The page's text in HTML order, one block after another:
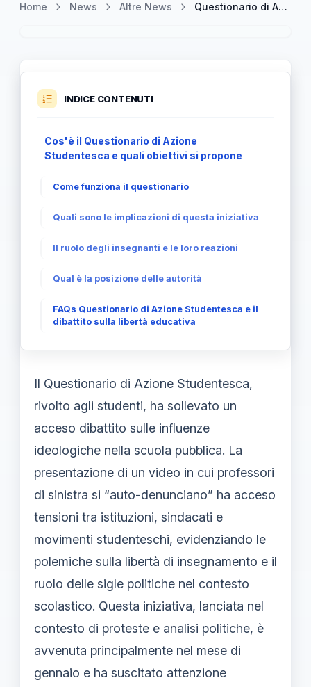
Home News Altre News Questionario di Azione Studentesca e il dibattito sulla libertà educativa
INDICE CONTENUTI
Cos'è il Questionario di Azione
Studentesca e quali obiettivi si propone
Come funziona il questionario
Quali sono le implicazioni di questa iniziativa
Il ruolo degli insegnanti e le loro reazioni
Qual è la posizione delle autorità
FAQs Questionario di Azione Studentesca e il
dibattito sulla libertà educativa
Il Questionario di Azione Studentesca,
rivolto agli studenti, ha sollevato un
acceso dibattito sulle influenze
ideologiche nella scuola pubblica. La
presentazione di un video in cui professori
di sinistra si “auto-denunciano” ha acceso
tensioni tra istituzioni, sindacati e
movimenti studenteschi, evidenziando le
polemiche sulla libertà di insegnamento e il
ruolo delle sigle politiche nel contesto
scolastico. Questa iniziativa, lanciata nel
contesto di proteste e analisi politiche, è
avvenuta principalmente nel mese di
gennaio e ha suscitato attenzione